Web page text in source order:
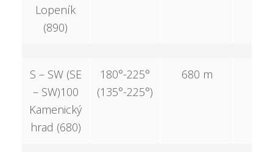
Lopeník
(890)
S – SW (SE
– SW)100
Kamenický
hrad (680)
180°-225°
(135°-225°)
680 m